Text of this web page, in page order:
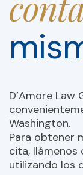
D’Amore
Washington.
Para obtener
cita, llámenos
utilizando los